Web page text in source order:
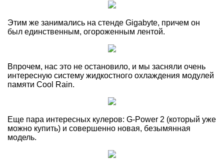
Этим же занимались на стенде Gigabyte, причем он
был единственным, огороженным лентой.
Впрочем, нас это не остановило, и мы засняли очень
интересную систему жидкостного охлаждения модулей
памяти Cool Rain.
Еще пара интересных кулеров: G-Power 2 (который уже
можно купить) и совершенно новая, безымянная
модель.